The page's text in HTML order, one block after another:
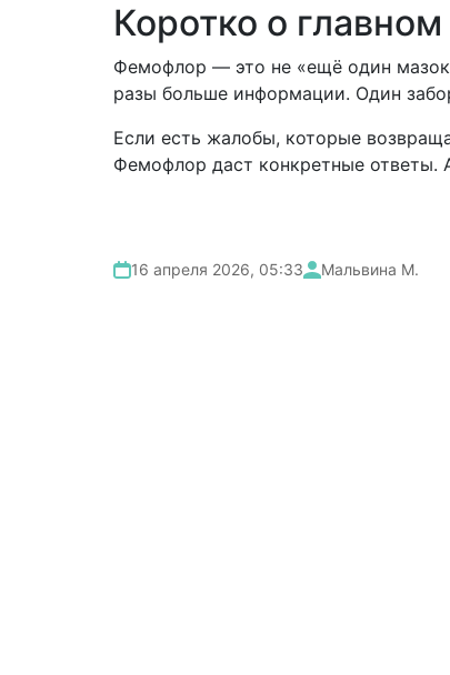
Коротко о главном
Фемофлор — это не «ещё один
разы больше информации. Один
Если есть жалобы, которые
Фемофлор даст конкретные ответы.
16 апреля 2026, 05:33 Мальвина М.